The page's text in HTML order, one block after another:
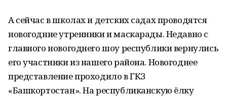
А сейчас в школах и детских садах проводятся
новогодние утренники и маскарады. Недавно с
главного новогоднего шоу республики вернулись
его участники из нашего района. Новогоднее
представление проходило в ГКЗ
«Башкортостан». На республиканскую ёлку